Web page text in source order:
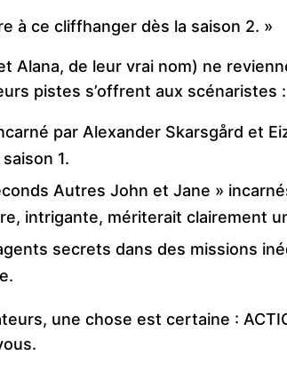
à ce cliffhanger dès la saison 2. »
Alana, de leur vrai nom) ne
pistes s’offrent aux scénaristes :
par Alexander Skarsgård et
1.
Autres John et Jane »
intrigante, mériterait clairement
secrets dans des missions
une chose est certaine :